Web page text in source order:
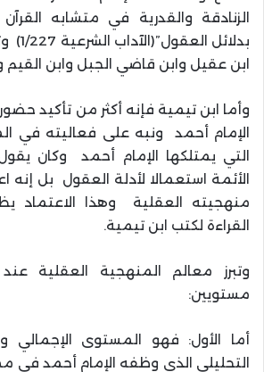
الزنادقة والقدرية في متشابه
بدلائل
ابن عقيل وابن قاضي الجبل وابن القيم
وأما ابن تيمية فإنه أكثر من تأكيد
الإمام أحمد ونبه على فعاليته في
التي يمتلكها الإمام أحمد وكان
الأئمة استعمالا لأدلة العقول بل إنه
منهجيته العقلية وهذا الاعتماد
القراءة لكتب ابن تيمية.
وتبرز معالم المنهجية العقلية
مستويين:
أما الأول: فهو المستوى
التحليلي الذي وظفه الإمام أحمد في